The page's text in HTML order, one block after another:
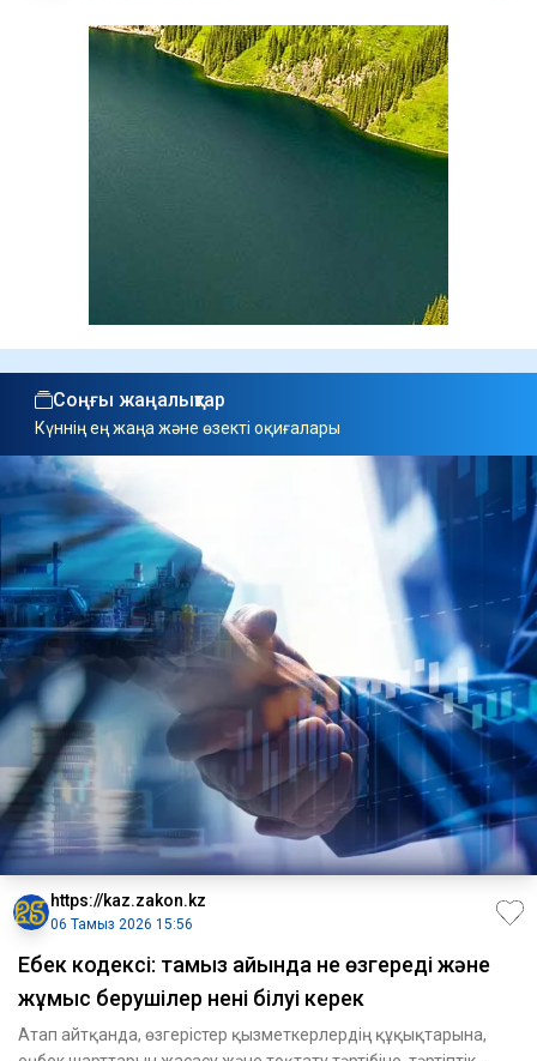
Соңғы жаңалықтар
Күннің ең жаңа және өзекті оқиғалары
https://kaz.zakon.kz
06 Тамыз 2026 15:56
Еңбек кодексі: тамыз айында не өзгереді және
жұмыс берушілер нені білуі керек
Атап айтқанда, өзгерістер қызметкерлердің құқықтарына,